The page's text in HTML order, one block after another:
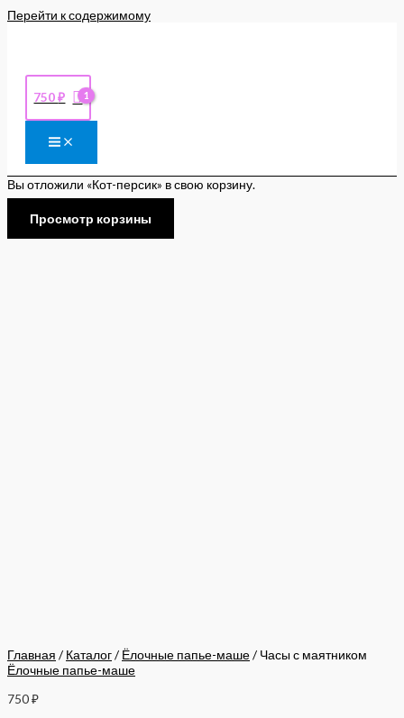
Перейти к содержимому
750₽
Вы отложили «Кот-персик» в свою корзину.
Просмотр корзины
Главная / Каталог/ Ёлочные папье-маше/ Часы с маятником
Ёлочные папье-маше
750₽